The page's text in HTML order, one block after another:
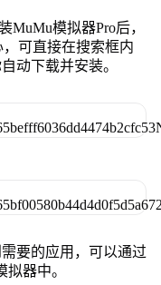
MuMu模拟器Pro后，
可直接在搜索框内
动下载并安装。
要的应用，可以通过
器中。